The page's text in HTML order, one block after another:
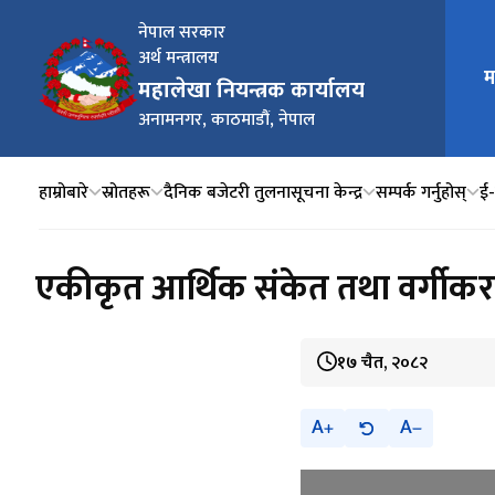
नेपाल सरकार
अर्थ मन्त्रालय
महालेखा नियन्त्रक कार्यालय
अनामनगर, काठमाडौं, नेपाल
मुख्य
हाम्रोबारे स्रोतहरू दैनिक बजेटरी तुलनासूचना केन्द्र सम्पर्क गर्नुहोस्
एकीकृत आर्थिक संकेत तथा
१७ चैत, २०८२
A A